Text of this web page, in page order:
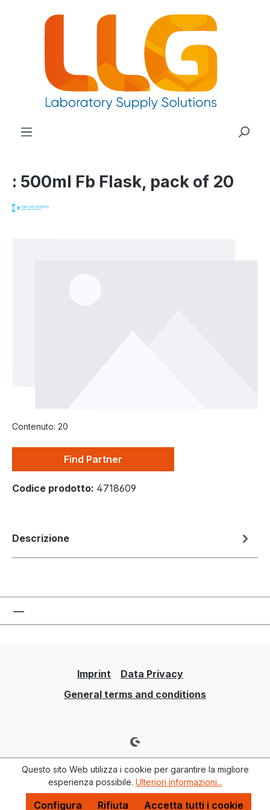
principale
: 500ml Fb Flask, pack of 20
Contenuto: 20
Find Partner
Codice prodotto: 4718609
Descrizione
Imprint
Data Privacy
General terms and conditions
Questo sito Web utilizza i cookie per garantire la migliore
esperienza possibile. Ulteriori informazioni...
Rifiuta
Configura Accetta tutti i cookie